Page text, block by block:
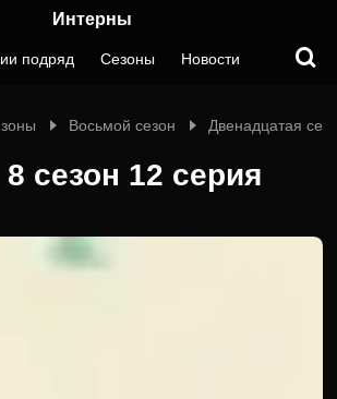
Интерны
подряд Сезоны Новости
Восьмой сезон Двенадцатая
сезон 12 серия